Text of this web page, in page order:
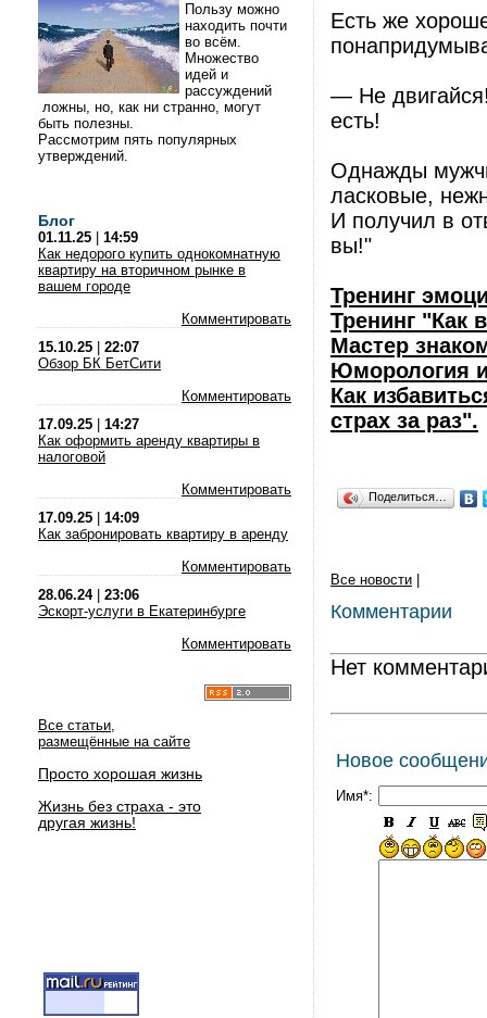
Пользу можно
находить почти
во всём.
Множество
идей и
рассуждений
ложны, но, как ни странно, могут
быть полезны.
Рассмотрим пять популярных
утверждений.
Блог
01.11.25
14:59
Как недорого купить однокомнатную
квартиру на вторичном рынке в
вашем городе
Комментировать
15.10.25
22:07
Обзор БК БетСити
Комментировать
17.09.25
14:27
Как оформить аренду квартиры в
налоговой
Комментировать
17.09.25
14:09
Как забронировать квартиру в аренду
Комментировать
28.06.24| 23:06
Эскорт-услуги в Екатеринбурге
Комментировать
Все статьи,
размещённые на сайте
Просто хорошая жизнь
Жизнь без страха - это
другая жизнь!
Есть же
— Не
есть!
Однажды
ласковые,
И получил в
вы!"
Тренинг
Тренинг "Как
Мастер
Юморология
Как
страх за раз".
Поделиться…
Все новости
Комментарии
Нет
Новое
Имя*: